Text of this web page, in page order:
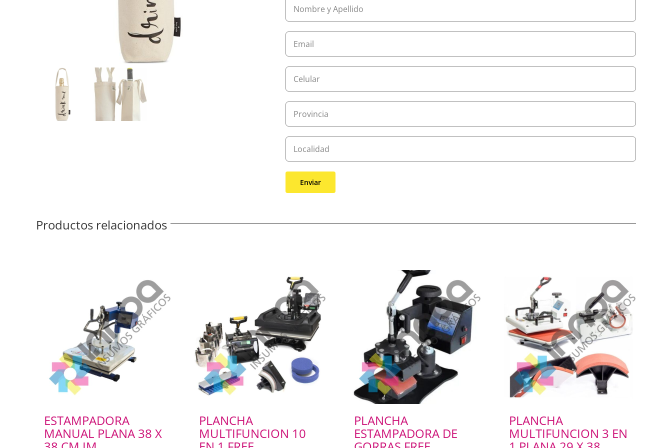
Productos relacionados
ESTAMPADORA
MANUAL PLANA 38 X
PLANCHA
MULTIFUNCION 10
PLANCHA
ESTAMPADORA DE
PLANCHA
MULTIFUNCION 3 EN